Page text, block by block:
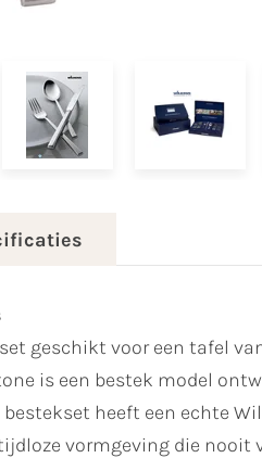
geschikt voor een tafel
is een bestek model
heeft een echte
vormgeving die nooit